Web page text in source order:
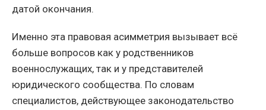
датой окончания.
Именно эта правовая асимметрия вызывает всё
больше вопросов как у родственников
военнослужащих, так и у представителей
юридического сообщества. По словам
специалистов, действующее законодательство